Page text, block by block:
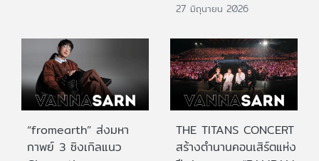
27 มิถุนายน 2026
“fromearth” ส่งมหา
กาพย์ 3 ซิงเกิลแนว
THE TITANS CONCERT
สร้างตำนานคอนเสิร์ตแห่ง